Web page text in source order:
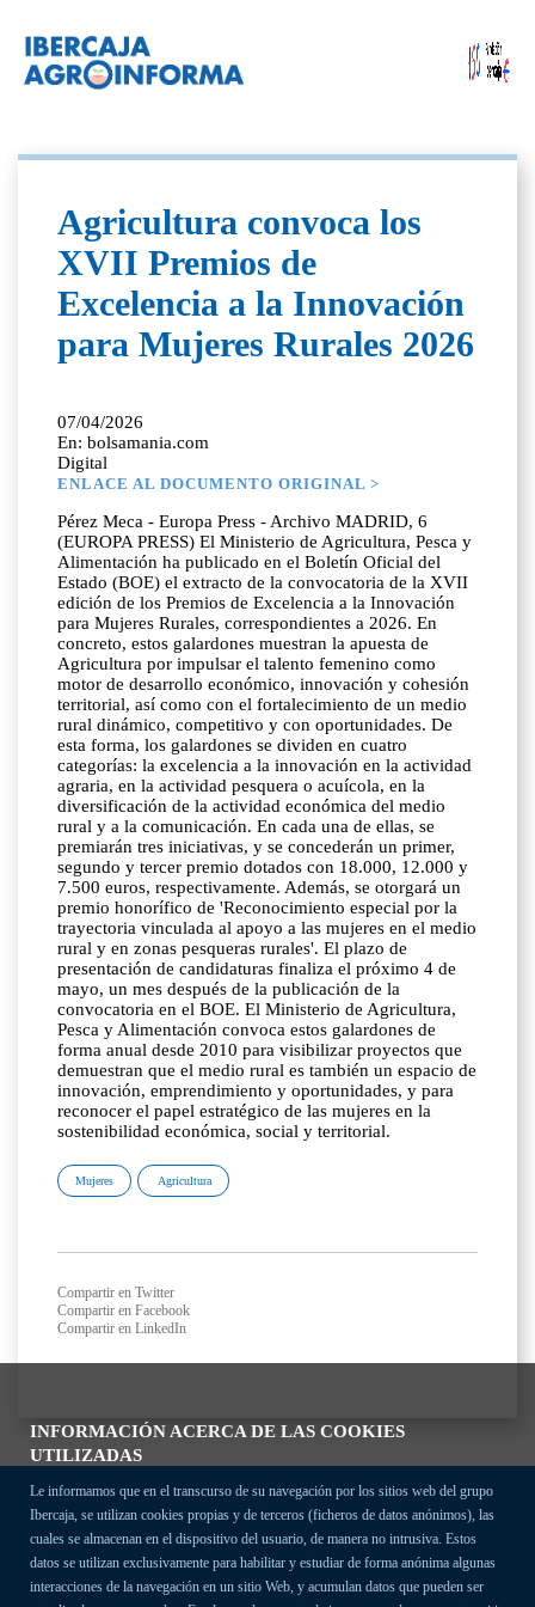
INFORMACIÓN ACERCA DE LAS COOKIES
UTILIZADAS
Le informamos que en el transcurso de su navegación por los sitios web del grupo
Ibercaja, se utilizan cookies propias y de terceros (ficheros de datos anónimos), las
cuales se almacenan en el dispositivo del usuario, de manera no intrusiva. Estos
datos se utilizan exclusivamente para habilitar y estudiar de forma anónima algunas
interacciones de la navegación en un sitio Web, y acumulan datos que pueden ser
Agricultura convoca los
XVII Premios de
Excelencia a la Innovación
para Mujeres Rurales 2026
07/04/2026
En: bolsamania.com
Digital
ENLACE AL DOCUMENTO ORIGINAL >
Pérez Meca - Europa Press - Archivo MADRID, 6
(EUROPA PRESS) El Ministerio de Agricultura, Pesca y
Alimentación ha publicado en el Boletín Oficial del
Estado (BOE) el extracto de la convocatoria de la XVII
edición de los Premios de Excelencia a la Innovación
para Mujeres Rurales, correspondientes a 2026. En
concreto, estos galardones muestran la apuesta de
Agricultura por impulsar el talento femenino como
motor de desarrollo económico, innovación y cohesión
territorial, así como con el fortalecimiento de un medio
rural dinámico, competitivo y con oportunidades. De
esta forma, los galardones se dividen en cuatro
categorías: la excelencia a la innovación en la actividad
agraria, en la actividad pesquera o acuícola, en la
diversificación de la actividad económica del medio
rural y a la comunicación. En cada una de ellas, se
premiarán tres iniciativas, y se concederán un primer,
segundo y tercer premio dotados con 18.000, 12.000 y
7.500 euros, respectivamente. Además, se otorgará un
premio honorífico de 'Reconocimiento especial por la
trayectoria vinculada al apoyo a las mujeres en el medio
rural y en zonas pesqueras rurales'. El plazo de
presentación de candidaturas finaliza el próximo 4 de
mayo, un mes después de la publicación de la
convocatoria en el BOE. El Ministerio de Agricultura,
Pesca y Alimentación convoca estos galardones de
forma anual desde 2010 para visibilizar proyectos que
demuestran que el medio rural es también un espacio de
innovación, emprendimiento y oportunidades, y para
reconocer el papel estratégico de las mujeres en la
sostenibilidad económica, social y territorial.
Mujeres Agricultura
Compartir en Twitter
Compartir en Facebook
Compartir en LinkedIn